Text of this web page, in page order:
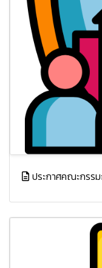
ประกาศคณะกรร